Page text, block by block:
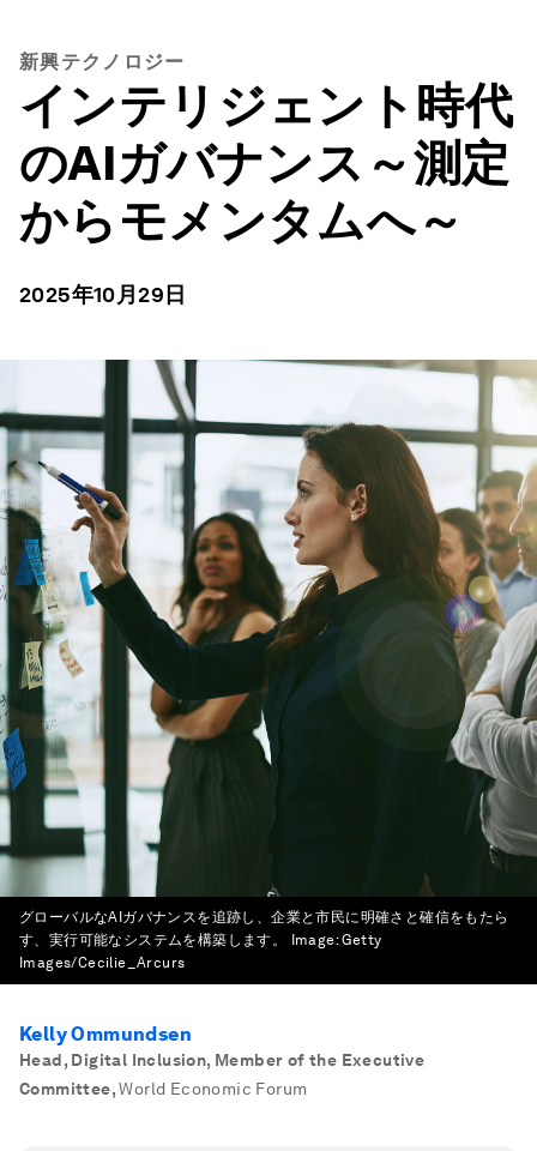
新興テクノロジー
インテリジェント時代
のAIガバナンス～測定
からモメンタムへ～
2025年10月29日
グローバルなAIガバナンスを追跡し、企業と市民に明確さと確信をもたら
す、実行可能なシステムを構築します。
Image:Getty
Images/Cecilie_Arcurs
Kelly Ommundsen
Head, Digital Inclusion, Member of the Executive
Committee, World Economic Forum